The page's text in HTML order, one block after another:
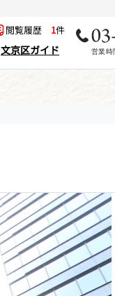
閲覧履歴 1件
文京区ガイド